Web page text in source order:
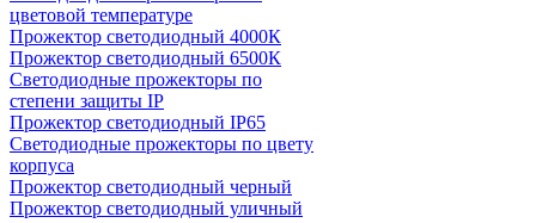
цветовой температуре
Прожектор светодиодный 4000К
Прожектор светодиодный 6500К
Светодиодные прожекторы по
степени защиты IP
Прожектор светодиодный IP65
Светодиодные прожекторы по цвету
корпуса
Прожектор светодиодный черный
Прожектор светодиодный уличный